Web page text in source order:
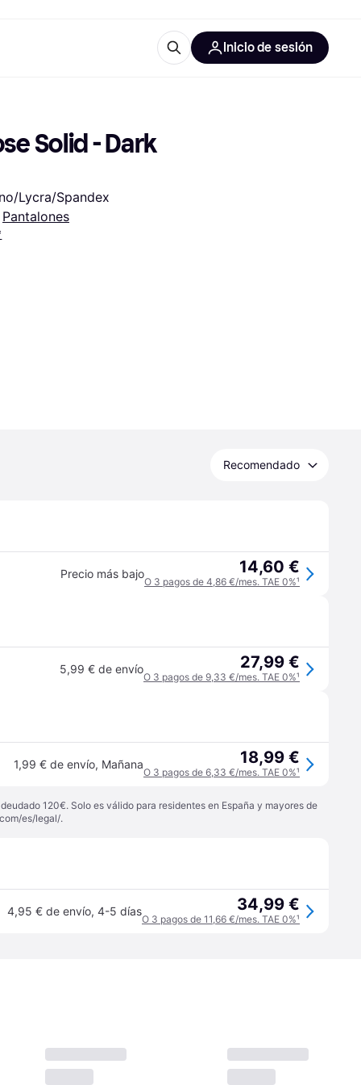
Inicio de sesión
Solid - Dark
Lycra/Spandex
Pantalones
Recomendado
Precio más bajo 14,60 €
O 3 pagos de 4,86 €/mes. TAE 0%¹
5,99 € de envío 27,99 €
O 3 pagos de 9,33 €/mes. TAE 0%¹
1,99 € de envío, Mañana 18,99 €
O 3 pagos de 6,33 €/mes. TAE 0%¹
120€. Solo es válido para residentes en España y mayores de
es/legal/.
4,95 € de envío, 4-5 días 34,99 €
O 3 pagos de 11,66 €/mes. TAE 0%¹